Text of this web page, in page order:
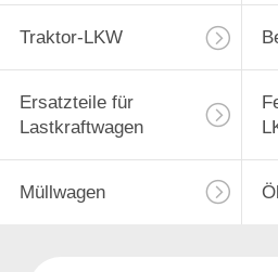
Traktor-LKW
Ersatzteile für
Lastkraftwagen
Müllwagen